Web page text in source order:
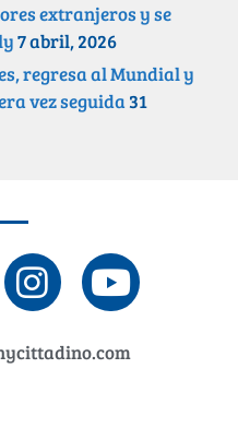
extranjeros y se
7 abril, 2026
regresa al Mundial y
vez seguida31